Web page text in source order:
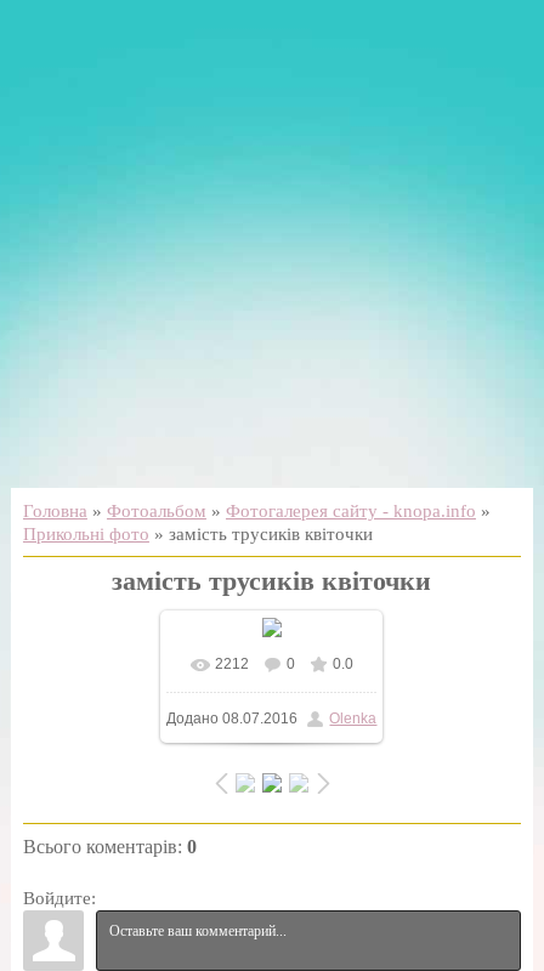
Головна » Фотоальбом » Фотогалерея сайту - knopa.info »
Прикольні фото » замість трусиків квіточки
замість трусиків квіточки
У реальному розмірі
1000x796/ 181.7Kb
2212 0 0.0
Додано 08.07.2016 Olenka
Всього коментарів: 0
Войдите: